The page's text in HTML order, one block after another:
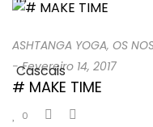
ASHTANGA YOGA, OS
-Fevereiro 14, 2017
# MAKE TIME
0